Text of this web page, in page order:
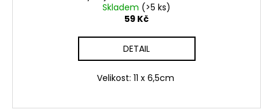
Skladem (>5 ks)
59 Kč
DETAIL
Velikost: 11 x 6,5cm